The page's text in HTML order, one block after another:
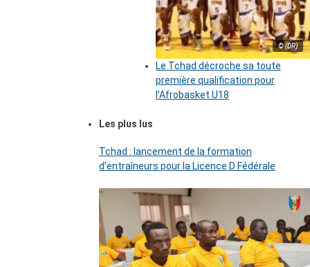
© (DR)
Le Tchad décroche sa toute
première qualification pour
l’Afrobasket U18
Les plus lus
Tchad : lancement de la formation
d’entraîneurs pour la Licence D Fédérale